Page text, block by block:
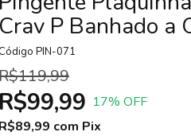
Crav P Banhado a
Código PIN-071
R$99,99 17% OFF
R$89,99 com Pix